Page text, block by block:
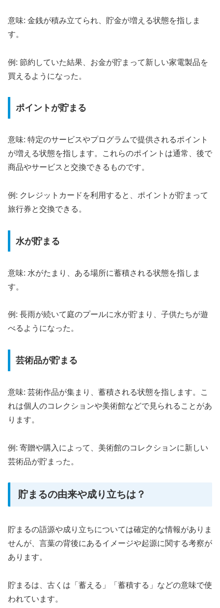
意味: 金銭が積み立てられ、貯金が増える状態を指しま
す。
例: 節約していた結果、お金が貯まって新しい家電製品を
買えるようになった。
ポイントが貯まる
意味: 特定のサービスやプログラムで提供されるポイント
が増える状態を指します。これらのポイントは通常、後で
商品やサービスと交換できるものです。
例: クレジットカードを利用すると、ポイントが貯まって
旅行券と交換できる。
水が貯まる
意味: 水がたまり、ある場所に蓄積される状態を指しま
す。
例: 長雨が続いて庭のプールに水が貯まり、子供たちが遊
べるようになった。
芸術品が貯まる
意味: 芸術作品が集まり、蓄積される状態を指します。こ
れは個人のコレクションや美術館などで見られることがあ
ります。
例: 寄贈や購入によって、美術館のコレクションに新しい
芸術品が貯まった。
貯まるの由来や成り立ちは？
貯まるの語源や成り立ちについては確定的な情報がありま
せんが、言葉の背後にあるイメージや起源に関する考察が
あります。
貯まるは、古くは「蓄える」「蓄積する」などの意味で使
われています。